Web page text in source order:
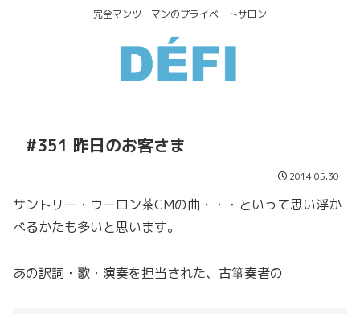
完全マンツーマンのプライベートサロン
#351 昨日のお客さま
2014.05.30
サントリー・ウーロン茶CMの曲・・・といって思い浮か
べるかたも多いと思います。
あの訳詞・歌・演奏を担当された、古箏奏者の